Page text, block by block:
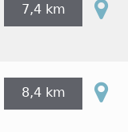
7,4 km
8,4 km